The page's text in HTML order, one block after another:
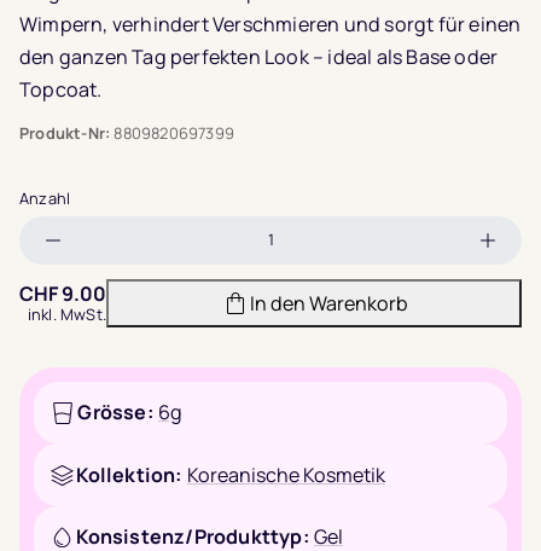
Wimpern, verhindert Verschmieren und sorgt für einen
den ganzen Tag perfekten Look – ideal als Base oder
Topcoat.
Produkt-Nr: 8809820697399
Anzahl
verringern
CHF9.00
inkl. MwSt. In den Warenkorb
Grösse: 6g
Kollektion: Koreanische Kosmetik
Konsistenz/Produkttyp: Gel